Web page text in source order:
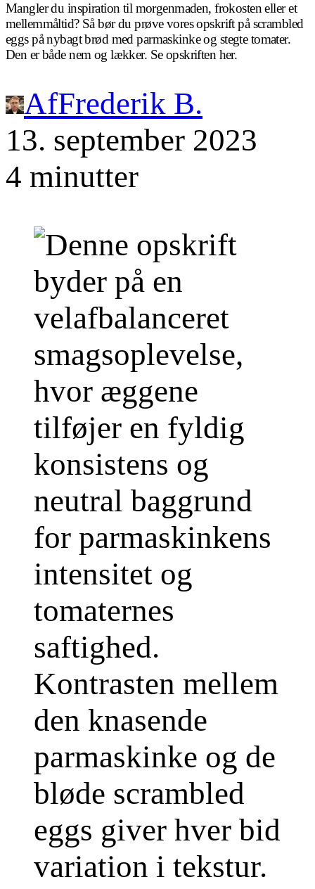
Mangler du inspiration til morgenmaden, frokosten eller et
mellemmåltid? Så bør du prøve vores opskrift på scrambled
eggs på nybagt brød med parmaskinke og stegte tomater.
Den er både nem og lækker. Se opskriften her.
AfFrederik B.
13. september 2023
4 minutter